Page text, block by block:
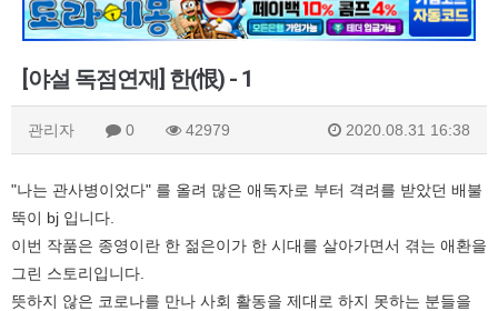
[야설 독점연재] 한(恨) - 1
관리자 0 42979 2020.08.31 16:38
"나는 관사병이었다" 를 올려 많은 애독자로 부터 격려를 받았던 배불
뚝이 bj 입니다.
이번 작품은 종영이란 한 젊은이가 한 시대를 살아가면서 겪는 애환을
그린 스토리입니다.
뜻하지 않은 코로나를 만나 사회 활동을 제대로 하지 못하는 분들을